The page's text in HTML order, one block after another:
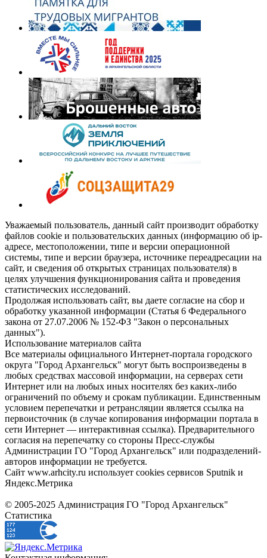
Уважаемый пользователь, данный сайт производит обработку
файлов cookie и пользовательских данных (информацию об ip-
адресе, местоположении, типе и версии операционной
системы, типе и версии браузера, источнике переадресации на
сайт, и сведения об открытых страницах пользователя) в
целях улучшения функционирования сайта и проведения
статистических исследований.
Продолжая использовать сайт, вы даете согласие на сбор и
обработку указанной информации (Статья 6 Федерального
закона от 27.07.2006 № 152-ФЗ "Закон о персональных
данных").
Использование материалов сайта
Все материалы официального Интернет-портала городского
округа "Город Архангельск" могут быть воспроизведены в
любых средствах массовой информации, на серверах сети
Интернет или на любых иных носителях без каких-либо
ограничений по объему и срокам публикации. Единственным
условием перепечатки и ретрансляции является ссылка на
первоисточник (в случае копирования информации портала в
сети Интернет — интерактивная ссылка). Предварительного
согласия на перепечатку со стороны Пресс-службы
Администрации ГО "Город Архангельск" или подразделений-
авторов информации не требуется.
Сайт www.arhcity.ru использует cookies сервисов Sputnik и
Яндекс.Метрика
© 2005-2025 Администрация ГО "Город Архангельск"
Статистика